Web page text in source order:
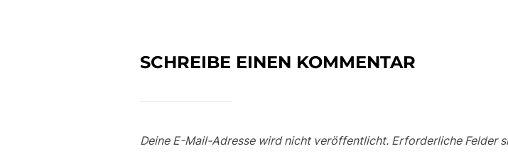
SCHREIBE EINEN KOMMENTAR
Deine E-Mail-Adresse wird nicht veröffentlicht. Erforderliche Felder